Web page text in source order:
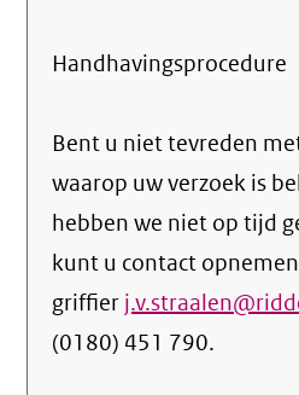
Handhavingsprocedure
Bent u niet tevreden
waarop uw verzoek is
hebben we niet op tijd
kunt u contact
griffier
(0180) 451 790.